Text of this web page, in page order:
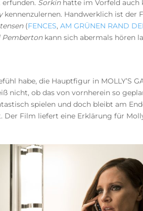
Sorkinhatte im Vorfeld auch
kennenzulernen. Handwerklich ist der
(FENCES, AM GRÜNEN RAND
Pembertonkann sich abermals hören
habe, die Hauptfigur in MOLLY’S
nicht, ob das von vornherein so
spielen und doch bleibt am
Film liefert eine Erklärung für